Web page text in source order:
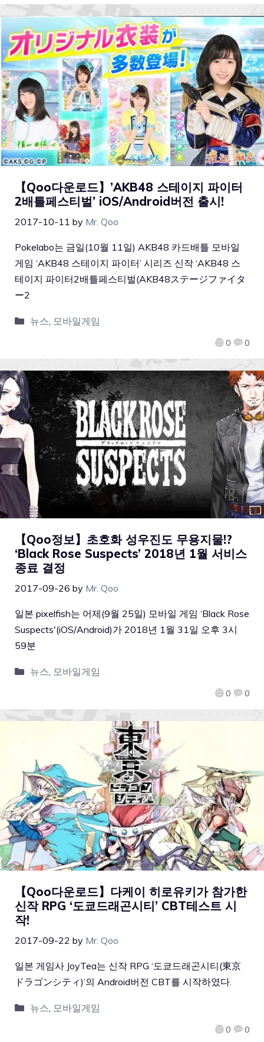
【Qoo다운로드】’AKB48 스테이지 파이터
2배틀페스티벌’ iOS/Android버전 출시!
2017-10-11 by Mr. Qoo
0 0
Pokelabo는 금일(10월 11일) AKB48 카드배틀 모바일
게임 ‘AKB48 스테이지 파이터’ 시리즈 신작 ‘AKB48 스
테이지 파이터2배틀페스티벌(AKB48ステージファイタ
ー2
뉴스 모바일게임
【Qoo정보】초호화 성우진도 무용지물!?
‘Black Rose Suspects’ 2018년 1월 서비스
종료 결정
2017-09-26 by Mr. Qoo
0 0
일본 pixelfish는 어제(9월 25일) 모바일 게임 ‘Black Rose
Suspects'(iOS/Android)가 2018년 1월 31일 오후 3시
59분
뉴스, 모바일게임
【Qoo다운로드】다케이 히로유키가 참가한
신작 RPG ‘도쿄드래곤시티’ CBT테스트 시
작!
2017-09-22 by Mr. Qoo
0 0
일본 게임사 JoyTea는 신작 RPG ‘도쿄드래곤시티(東京
ドラゴンシティ)’의 Android버전 CBT를 시작하였다.
뉴스, 모바일게임